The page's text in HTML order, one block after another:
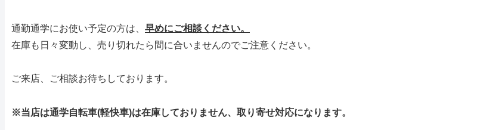
通勤通学にお使い予定の方は、 早めにご相談ください。
在庫も日々変動し、売り切れたら間に合いませんのでご注意ください。
ご来店、ご相談お待ちしております。
※当店は通学自転車(軽快車)は在庫しておりません、取り寄せ対応になります。